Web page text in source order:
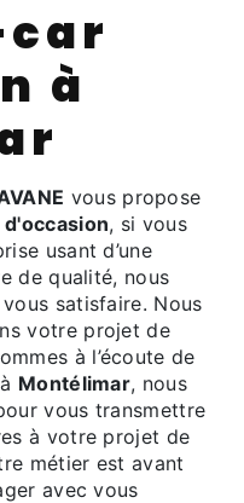
à
vous propose
, si vous
usant d’une
de qualité, nous
satisfaire. Nous
votre projet de
à l’écoute de
Montélimar, nous
vous transmettre
à votre projet de
métier est avant
avec vous